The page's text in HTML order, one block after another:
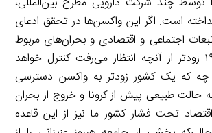
است. اگر این واکسن‌ها در تحقق ادعای
اجتماعی و اقتصادی و بحران‌های مربوط
به ویروس کووید ۱۹ زودتر از آنچه انتظار می‌رفت کنترل خواهد
چه که یک کشور زودتر به واکسن دسترسی
حالت طبیعی پیش از کرونا و خروج از بحران
تحت فشار کشور ما نیز از این قاعده